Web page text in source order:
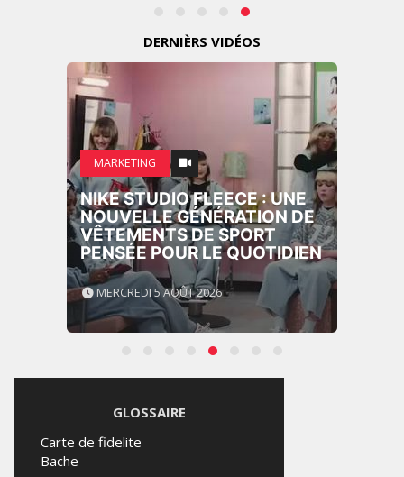
DERNIÈRS VIDÉOS
MARKETING
NIKE STUDIO FLEECE : UNE
NOUVELLE GÉNÉRATION DE
VÊTEMENTS DE SPORT
PENSÉE POUR LE QUOTIDIEN
MERCREDI 5 AOÛT 2026
GLOSSAIRE
Carte de fidelite
Bache